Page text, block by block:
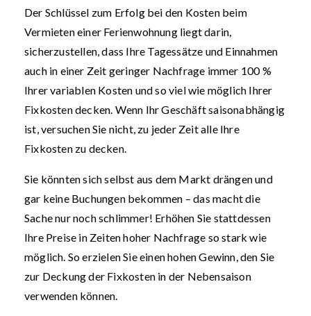
Der Schlüssel zum Erfolg bei den Kosten beim
Vermieten einer Ferienwohnung liegt darin,
sicherzustellen, dass Ihre Tagessätze und Einnahmen
auch in einer Zeit geringer Nachfrage immer 100 %
Ihrer variablen Kosten und so viel wie möglich Ihrer
Fixkosten decken. Wenn Ihr Geschäft saisonabhängig
ist, versuchen Sie nicht, zu jeder Zeit alle Ihre
Fixkosten zu decken.
Sie könnten sich selbst aus dem Markt drängen und
gar keine Buchungen bekommen – das macht die
Sache nur noch schlimmer! Erhöhen Sie stattdessen
Ihre Preise in Zeiten hoher Nachfrage so stark wie
möglich. So erzielen Sie einen hohen Gewinn, den Sie
zur Deckung der Fixkosten in der Nebensaison
verwenden können.